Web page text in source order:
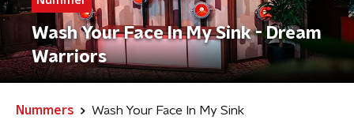
Wash Your Face In My Sink - Dream
Warriors
Nummers Wash Your Face In My Sink